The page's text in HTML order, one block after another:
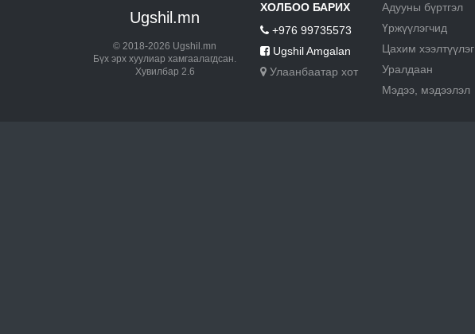
Ugshil.mn
© 2018-2026 Ugshil.mn
Бүх эрх хуулиар хамгаалагдсан.
Хувилбар 2.6
ХОЛБОО БАРИХ
+976 99735573
Ugshil Amgalan
Улаанбаатар хот
Адууны бүртгэл
Үржүүлэгчид
Цахим хээлтүүлэг
Уралдаан
Мэдээ, мэдээлэл